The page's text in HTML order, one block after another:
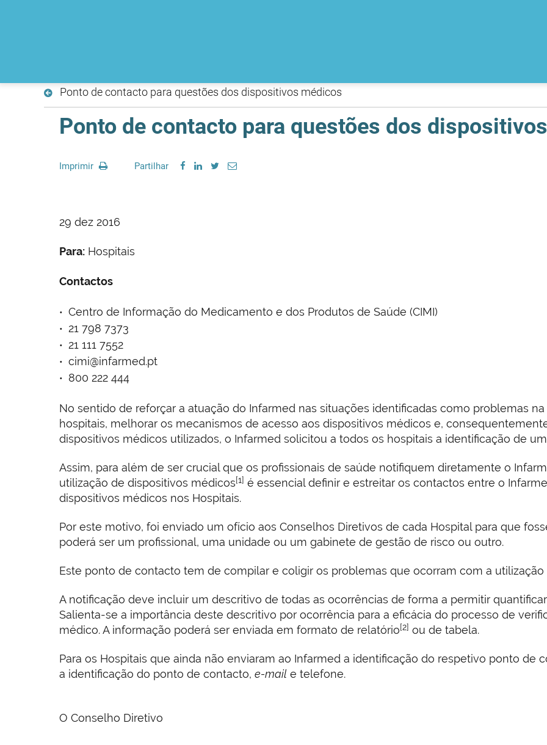
Ponto de contacto para questões dos dispositivos médicos
Ponto de contacto para questões dos
Imprimir Partilhar
29 dez 2016
Para: Hospitais
Contactos
Centro de Informação do Medicamento e dos Produtos de Saúde (CIMI)
21 798 7373
21 111 7552
cimi@infarmed.pt
800 222 444
No sentido de reforçar a atuação do Infarmed nas situações identificadas como problemas
hospitais, melhorar os mecanismos de acesso aos dispositivos médicos e,
dispositivos médicos utilizados, o Infarmed solicitou a todos os hospitais a identificação de
Assim, para além de ser crucial que os profissionais de saúde notifiquem diretamente o
utilização de dispositivos médicos[1] é essencial definir e estreitar os contactos entre o
dispositivos médicos nos Hospitais.
Por este motivo, foi enviado um ofício aos Conselhos Diretivos de cada Hospital para que
poderá ser um profissional, uma unidade ou um gabinete de gestão de risco ou outro.
Este ponto de contacto tem de compilar e coligir os problemas que ocorram com a
A notificação deve incluir um descritivo de todas as ocorrências de forma a permitir
Salienta-se a importância deste descritivo por ocorrência para a eficácia do processo de
médico. A informação poderá ser enviada em formato de relatório[2] ou de tabela.
Para os Hospitais que ainda não enviaram ao Infarmed a identificação do respetivo ponto de
a identificação do ponto de contacto, e-mail e telefone.
O Conselho Diretivo